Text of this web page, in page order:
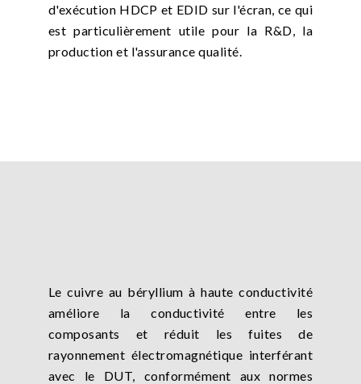
d'exécution HDCP et EDID sur l'écran, ce qui
est particulièrement utile pour la R&D, la
production et l'assurance qualité.
Le cuivre au béryllium à haute conductivité
améliore la conductivité entre les
composants et réduit les fuites de
rayonnement électromagnétique interférant
avec le DUT, conformément aux normes